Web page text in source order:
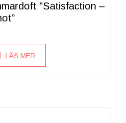
”Satisfaction –
LÄS MER